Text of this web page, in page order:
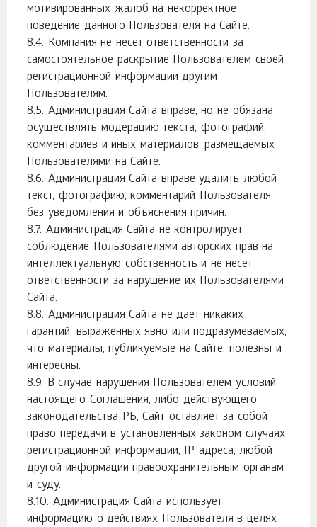
мотивированных жалоб на некорректное
поведение данного Пользователя на Сайте.
Компания не несёт ответственности за
самостоятельное раскрытие Пользователем своей
регистрационной информации другим
Пользователям.
Администрация Сайта вправе, но не обязана
осуществлять модерацию текста, фотографий,
комментариев и иных материалов, размещаемых
Пользователями на Сайте.
Администрация Сайта вправе удалить любой
текст, фотографию, комментарий Пользователя
без уведомления и объяснения причин.
Администрация Сайта не контролирует
соблюдение Пользователями авторских прав на
интеллектуальную собственность и не несет
ответственности за нарушение их Пользователями
Сайта.
Администрация Сайта не дает никаких
гарантий, выраженных явно или подразумеваемых,
что материалы, публикуемые на Сайте, полезны и
интересны.
В случае нарушения Пользователем условий
настоящего Соглашения, либо действующего
законодательства РБ, Сайт оставляет за собой
право передачи в установленных законом случаях
регистрационной информации, IP адреса, любой
другой информации правоохранительным органам
и суду.
Администрация Сайта использует
информацию о действиях Пользователя в целях